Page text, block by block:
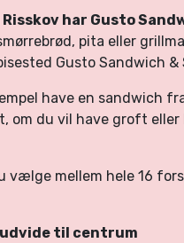
Risskov har Gusto
pita eller
Gusto Sandwich
have en sandwich
om du vil have groft
vælge mellem hele 16
til centrum